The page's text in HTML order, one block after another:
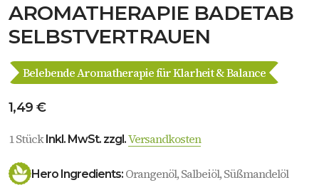
AROMATHERAPIE BADETAB
SELBSTVERTRAUEN
Belebende Aromatherapie für Klarheit & Balance
Angebot
1,49 €
1 StückInkl. MwSt. zzgl.Versandkosten
Hero Ingredients: Orangenöl, Salbeiöl, Süßmandelöl